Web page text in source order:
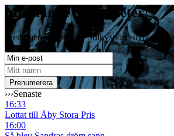
Missa inga travnyheter!
Prenumerera gratis på Sulkysports nyhetsbrev
›››Senaste
16:33
Lottat till Åby Stora Pris
16:00